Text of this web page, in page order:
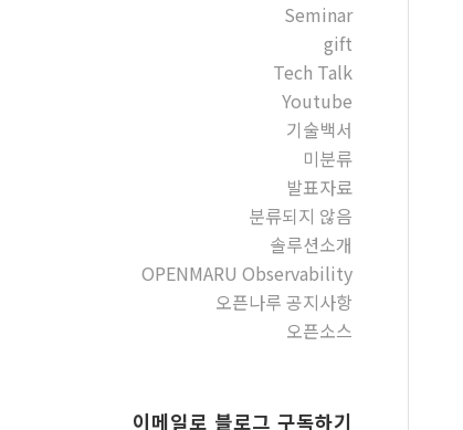
Seminar
gift
Tech Talk
Youtube
기술백서
미분류
발표자료
분류되지 않음
솔루션소개
OPENMARU Observability
오픈나루 공지사항
오픈소스
이메일로 블로그 구독하기